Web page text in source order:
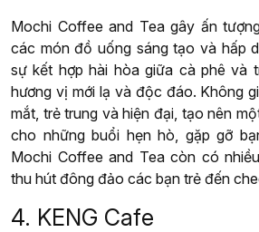
Mochi Coffee and Tea gây ấn
các món đồ uống sáng tạo và hấp
sự kết hợp hài hòa giữa cà phê và
hương vị mới lạ và độc đáo. Không
mắt, trẻ trung và hiện đại, tạo nên
cho những buổi hẹn hò, gặp gỡ
Mochi Coffee and Tea còn có
thu hút đông đảo các bạn trẻ đến
4. KENG Cafe